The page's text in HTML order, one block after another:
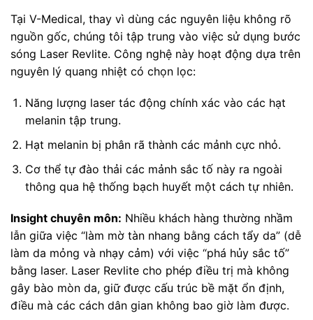
Tại V-Medical, thay vì dùng các nguyên liệu không rõ
nguồn gốc, chúng tôi tập trung vào việc sử dụng bước
sóng Laser Revlite. Công nghệ này hoạt động dựa trên
nguyên lý quang nhiệt có chọn lọc:
Năng lượng laser tác động chính xác vào các hạt
melanin tập trung.
Hạt melanin bị phân rã thành các mảnh cực nhỏ.
Cơ thể tự đào thải các mảnh sắc tố này ra ngoài
thông qua hệ thống bạch huyết một cách tự nhiên.
Insight chuyên môn: Nhiều khách hàng thường nhầm
lẫn giữa việc “làm mờ tàn nhang bằng cách tẩy da” (dễ
làm da mỏng và nhạy cảm) với việc “phá hủy sắc tố”
bằng laser. Laser Revlite cho phép điều trị mà không
gây bào mòn da, giữ được cấu trúc bề mặt ổn định,
điều mà các cách dân gian không bao giờ làm được.